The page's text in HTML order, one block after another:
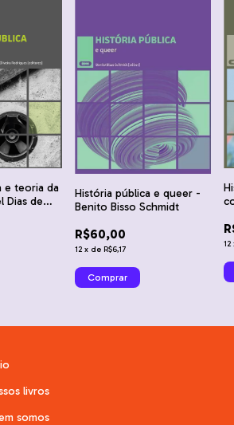
e teoria da
Dias de
História pública e queer -
Benito Bisso Schmidt
R$60,00
12 x de R$6,17
12
livros
somos